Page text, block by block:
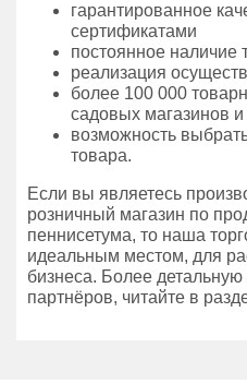
гарантированное
сертификатами
постоянное наличие
реализация
более 100 000
садовых магазинов
возможность
товара.
Если вы являетесь
розничный магазин по
пеннисетума, то наша
идеальным местом, для
бизнеса. Более
партнёров, читайте в